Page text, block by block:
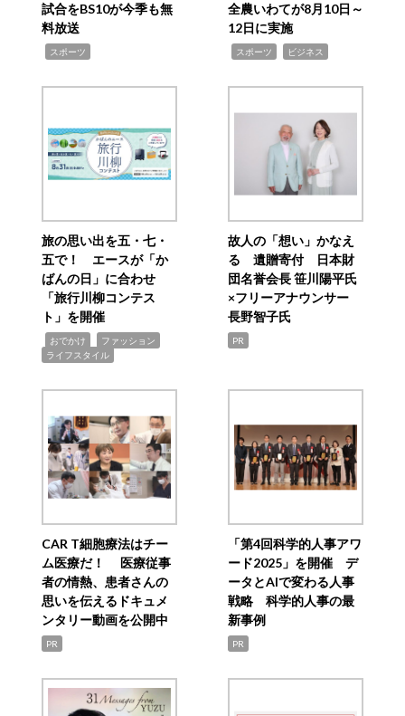
試合をBS10が今季も無
料放送
スポーツ
全農いわてが8月10日～
12日に実施
スポーツ ビジネス
旅の思い出を五・七・
五で！ エースが「か
ばんの日」に合わせ
「旅行川柳コンテス
ト」を開催
おでかけ ファッション
ライフスタイル
故人の「想い」かなえ
る 遺贈寄付 日本財
団名誉会長 笹川陽平氏
×フリーアナウンサー
長野智子氏
PR
CAR T細胞療法はチー
ム医療だ！ 医療従事
者の情熱、患者さんの
思いを伝えるドキュメ
ンタリー動画を公開中
PR
「第4回科学的人事アワ
ード2025」を開催 デ
ータとAIで変わる人事
戦略 科学的人事の最
新事例
PR